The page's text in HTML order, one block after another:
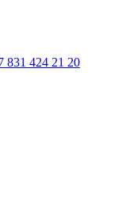
831 424 21 20